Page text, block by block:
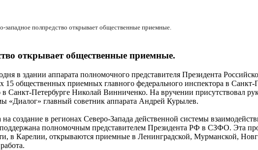
западное полпредство открывает общественные приемные.
открывает общественные приемные.
в здании аппарата полномочного представителя Президента
15 общественных приемных главного федерального инспектора в
Санкт-Петербурге Николай Винниченко. На вручении присутствовал
«Диалог» главный советник аппарата Андрей Курылев.
создание в регионах Северо-Запада действенной системы
полномочным представителем Президента РФ в СЗФО. Эта
в Карелии, открываются приемные в Ленинградской, Мурманской,